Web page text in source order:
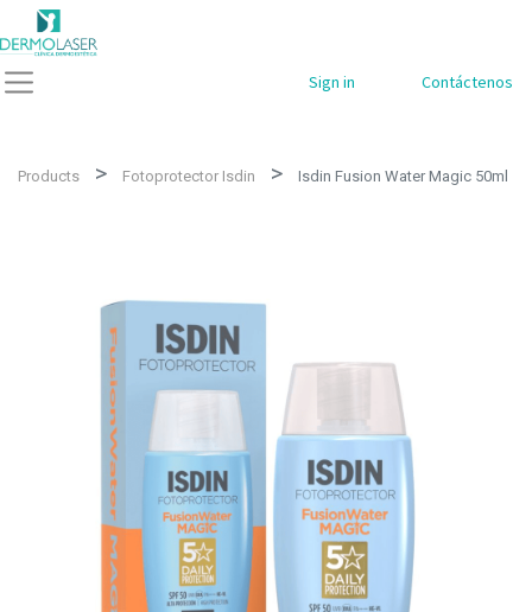
Sign in Contáctenos
Products Fotoprotector Isdin Isdin Fusion Water Magic 50ml